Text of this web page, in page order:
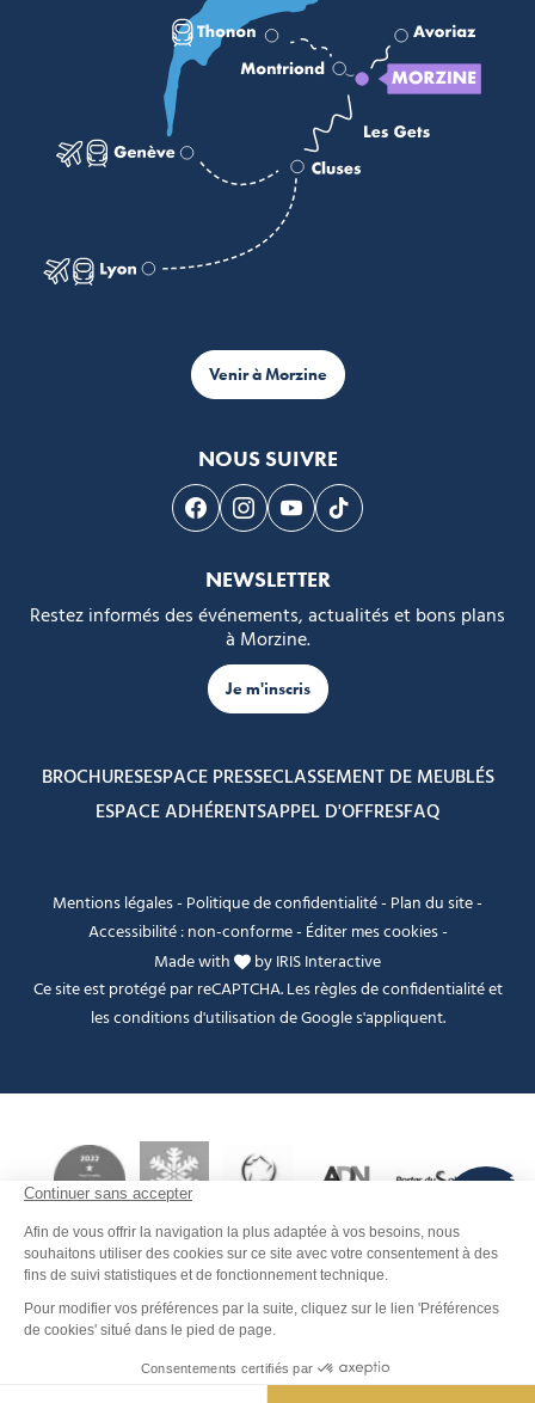
Venir à Morzine
NOUS SUIVRE
Suivez-nous sur Facebook
Suivez-nous sur Instagram
Suivez-nous sur Youtube
Suivez-nous sur
NEWSLETTER
Restez informés des événements, actualités et bons plans
à Morzine.
Je m'inscris
BROCHURESESPACE PRESSECLASSEMENT DE MEUBLÉS
ESPACE ADHÉRENTSAPPEL D'OFFRESFAQ
Mentions légales- Politique de confidentialité- Plan du site-
Accessibilité : non-conforme- Éditer mes cookies-
Made with
byIRIS Interactive
Ce site est protégé par reCAPTCHA. Lesrègles de confidentialitéet
lesconditions d'utilisationde Google s'appliquent.
FANFOUÉ
Je peux t'aider ?